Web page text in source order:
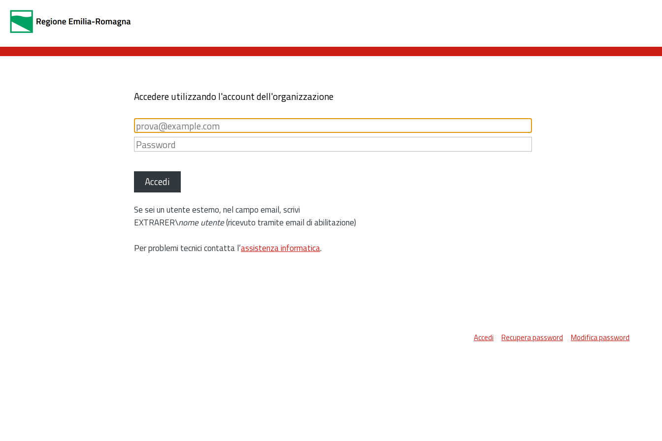
Accedere utilizzando l'account dell'organizzazione
Accedi
Se sei un utente esterno, nel campo email, scrivi
EXTRARER\nome utente(ricevuto tramite email di abilitazione)
Per problemi tecnici contatta l’assistenza informatica.
Accedi Recupera password Modifica password